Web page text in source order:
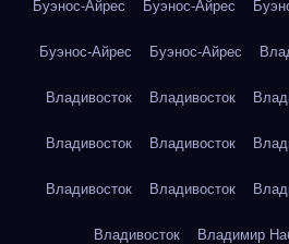
Буэнос-Айрес Буэнос-Айрес
Буэнос-Айрес Буэнос-Айрес
Владивосток Владивосток
Владивосток Владивосток
Владивосток Владивосток
Владивосток Владимир